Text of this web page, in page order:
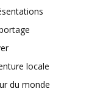
locale
du monde